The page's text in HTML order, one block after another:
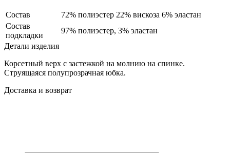
Состав
72% полиэстер 22% вискоза 6% эластан
Cостав
подкладки
97% полиэстер, 3% эластан
Детали изделия
Корсетный верх с застежкой на молнию на спинке.
Струящаяся полупрозрачная юбка.
Доставка и возврат